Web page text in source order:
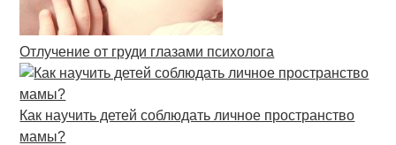
Отлучение от груди глазами психолога
Как научить детей соблюдать личное пространство
мамы?